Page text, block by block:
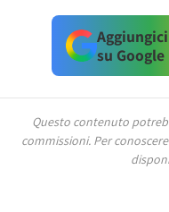
su Google
Questo contenuto
commissioni. Per